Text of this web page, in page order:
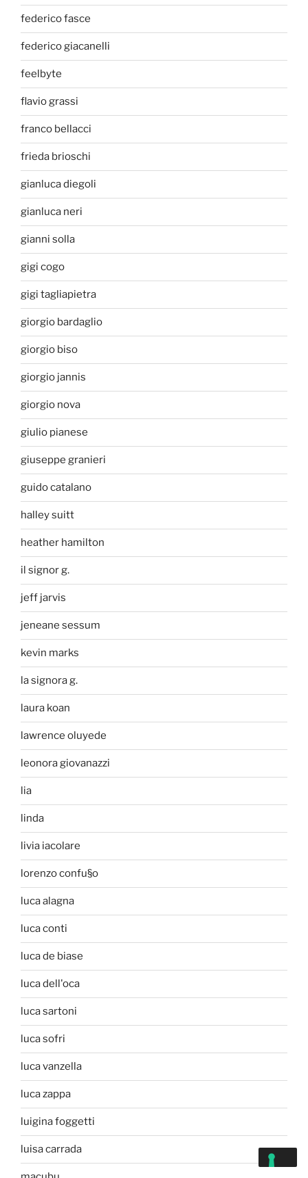
federico fasce
federico giacanelli
feelbyte
flavio grassi
franco bellacci
frieda brioschi
gianluca diegoli
gianluca neri
gianni solla
gigi cogo
gigi tagliapietra
giorgio bardaglio
giorgio biso
giorgio jannis
giorgio nova
giulio pianese
giuseppe granieri
guido catalano
halley suitt
heather hamilton
il signor g.
jeff jarvis
jeneane sessum
kevin marks
la signora g.
laura koan
lawrence oluyede
leonora giovanazzi
lia
linda
livia iacolare
lorenzo confu§o
luca alagna
luca conti
luca de biase
luca dell'oca
luca sartoni
luca sofri
luca vanzella
luca zappa
luigina foggetti
luisa carrada